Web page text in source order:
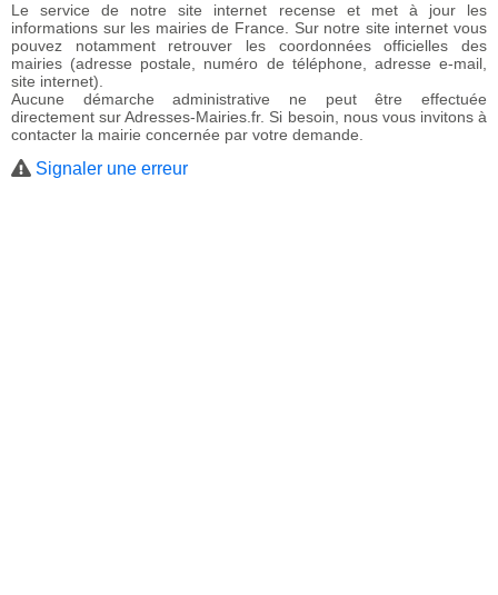
Le service de notre site internet recense et met à jour les
informations sur les mairies de France. Sur notre site internet vous
pouvez notamment retrouver les coordonnées officielles des
mairies (adresse postale, numéro de téléphone, adresse e-mail,
site internet).
Aucune démarche administrative ne peut être effectuée
directement sur Adresses-Mairies.fr. Si besoin, nous vous invitons à
contacter la mairie concernée par votre demande.
Signaler une erreur